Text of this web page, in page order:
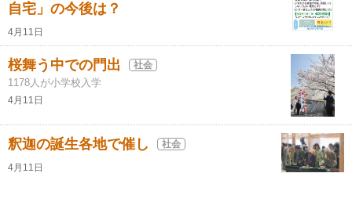
自宅」の今後は？
4月11日
桜舞う中での門出 社会
1178人が小学校入学
4月11日
釈迦の誕生各地で催し 社会
4月11日